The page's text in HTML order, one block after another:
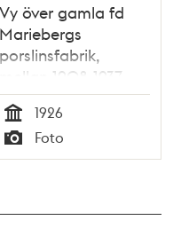
Vy över gamla fd
Mariebergs
porslinsfabrik,
mellan 1908-1937
Kungl
Fälttelegrafkåren.
Till vänster
ammunitionsfabriken
Tid
1926
Foto